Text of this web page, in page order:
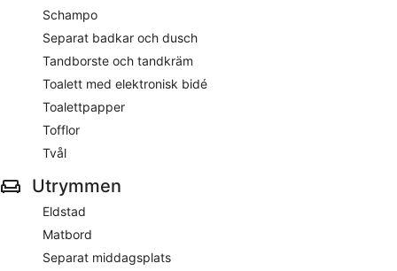
Schampo
Separat badkar och dusch
Tandborste och tandkräm
Toalett med elektronisk bidé
Toalettpapper
Tofflor
Tvål
Utrymmen
Eldstad
Matbord
Separat middagsplats